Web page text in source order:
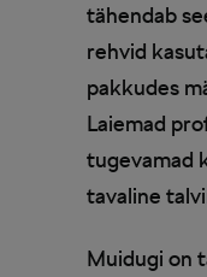
tähendab
rehvid
pakkudes
Laiemad
tugevamad
tavaline
Muidugi on